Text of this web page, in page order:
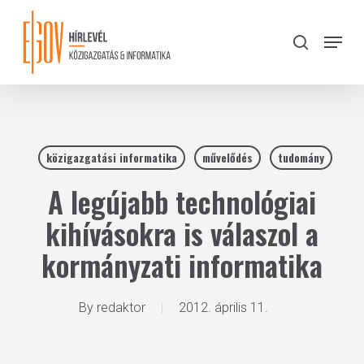
content
search
Menu
közigazgatási informatika művelődés tudomány
A legújabb technológiai
kihívásokra is válaszol a
kormányzati informatika
By redaktor 2012. április 11.
Close